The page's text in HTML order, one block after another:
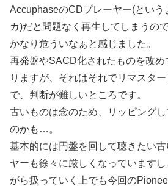
AccuphaseのCDプレーヤー(という
カ)だと問題なく再生してしまうの
かなり危ういなぁと感じました。
再発盤やSACD化されたものを改
りますが、それはそれでリマスタ
で、判断が難しいところです。
古いものは念のため、リッピング
のかも…。
基本的には円盤を回して聴きたい
ヤーも徐々に厳しくなっています
がら扱っていく上でも今回の